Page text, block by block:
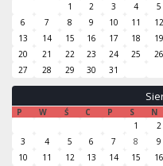
1
2 3 4
5
6
7 8 9 10 11
12
13
14 15 16 17 18
19
20
21 22 23 24 25
26
27
28 29 30 31
P W Ś C P S
N
1
2
3
4 5 6 7 8
9
10
11 12 13 14 15
16